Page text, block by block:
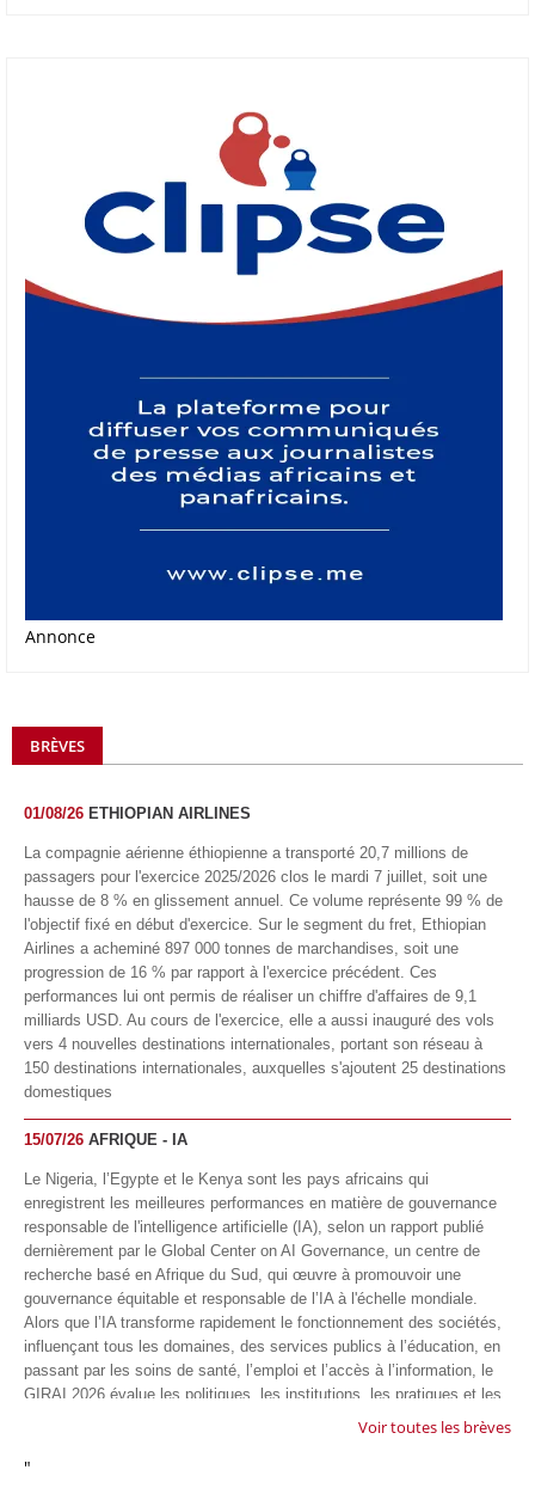
Annonce
BRÈVES
01/08/26 ETHIOPIAN AIRLINES
La compagnie aérienne éthiopienne a transporté 20,7 millions de
passagers pour l'exercice 2025/2026 clos le mardi 7 juillet, soit une
hausse de 8 % en glissement annuel. Ce volume représente 99 % de
l'objectif fixé en début d'exercice. Sur le segment du fret, Ethiopian
Airlines a acheminé 897 000 tonnes de marchandises, soit une
progression de 16 % par rapport à l'exercice précédent. Ces
performances lui ont permis de réaliser un chiffre d'affaires de 9,1
milliards USD. Au cours de l'exercice, elle a aussi inauguré des vols
vers 4 nouvelles destinations internationales, portant son réseau à
150 destinations internationales, auxquelles s'ajoutent 25 destinations
domestiques
15/07/26 AFRIQUE - IA
Le Nigeria, l’Egypte et le Kenya sont les pays africains qui
enregistrent les meilleures performances en matière de gouvernance
responsable de l'intelligence artificielle (IA), selon un rapport publié
dernièrement par le Global Center on AI Governance, un centre de
recherche basé en Afrique du Sud, qui œuvre à promouvoir une
gouvernance équitable et responsable de l’IA à l'échelle mondiale.
Alors que l’IA transforme rapidement le fonctionnement des sociétés,
influençant tous les domaines, des services publics à l’éducation, en
passant par les soins de santé, l’emploi et l’accès à l’information, le
GIRAI 2026 évalue les politiques, les institutions, les pratiques et les
conditions générales de gouvernance qui favorisent un déploiement
technologie.
Voir toutes les brèves
"